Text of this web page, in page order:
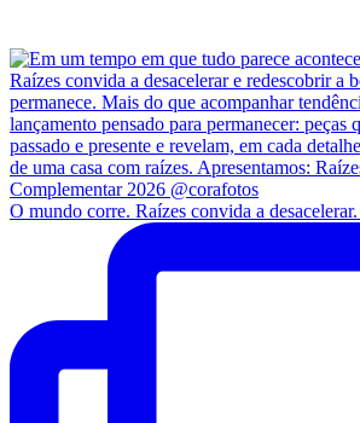
O mundo corre. Raízes convida a desacelerar.